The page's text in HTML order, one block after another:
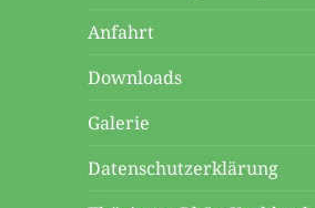
Anfahrt
Downloads
Galerie
Datenschutzerklärung